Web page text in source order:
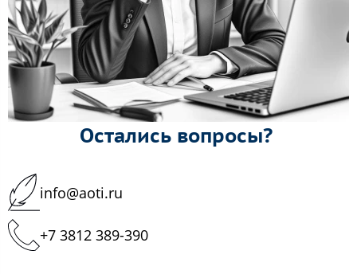
Остались вопросы?
info@aoti.ru
+7 3812 389-390